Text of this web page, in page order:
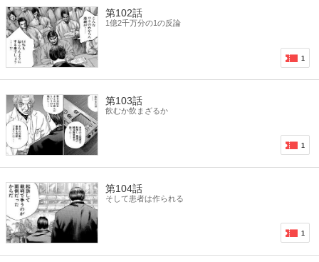
第102話
1億2千万分の1の反論
1
第103話
飲むか飲まざるか
1
第104話
そして患者は作られる
1